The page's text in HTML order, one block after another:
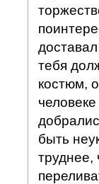
тебя
костюм,
быть
труднее,